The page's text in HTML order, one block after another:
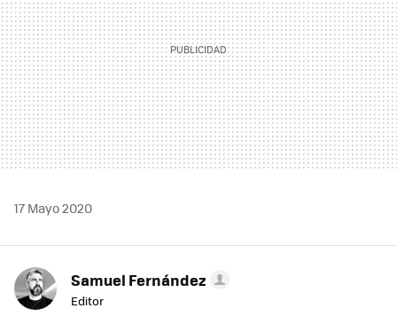
17 Mayo 2020
Samuel Fernández
Editor